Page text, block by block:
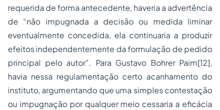
requerida de forma antecedente, haveria a advertência
de “não impugnada a decisão ou medida liminar
eventualmente concedida, ela continuaria a produzir
efeitos independentemente da formulação de pedido
principal pelo autor”. Para Gustavo Bohrer Paim[12],
havia nessa regulamentação certo acanhamento do
instituto, argumentando que uma simples contestação
ou impugnação por qualquer meio cessaria a eficácia